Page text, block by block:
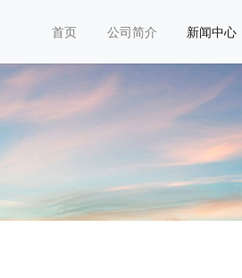
首页 公司简介 新闻中心